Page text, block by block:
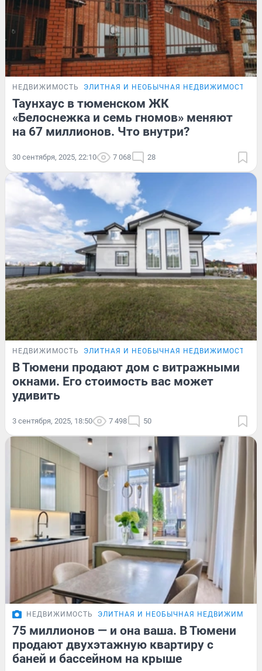
НЕДВИЖИМОСТЬ ЭЛИТНАЯ И НЕОБЫЧНАЯ НЕДВИЖИМОСТЬ
Таунхаус в тюменском ЖК
«Белоснежка и семь гномов» меняют
на 67 миллионов. Что внутри?
30 сентября, 2025, 22:10 7 068 28
НЕДВИЖИМОСТЬ ЭЛИТНАЯ И НЕОБЫЧНАЯ НЕДВИЖИМОСТЬ
В Тюмени продают дом с витражными
окнами. Его стоимость вас может
удивить
3 сентября, 2025, 18:50 7 498 50
НЕДВИЖИМОСТЬ ЭЛИТНАЯ И НЕОБЫЧНАЯ
75 миллионов — и она ваша. В Тюмени
продают двухэтажную квартиру с
баней и бассейном на крыше